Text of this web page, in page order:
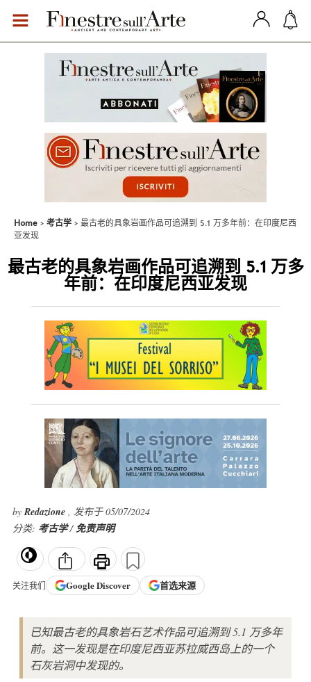
Home 考古学
最古老的具象岩画作品可追溯到 5.1 万多年前：在印度尼西
亚发现
最古老的具象岩画作品可追溯到 5.1 万多
年前：在印度尼西亚发现
byRedazione , 发布于 05/07/2024
分类: 考古学/免责声明
关注我们 GoogleDiscover 首选来源
已知最古老的具象岩石艺术作品可追溯到 5.1 万多年
前。这一发现是在印度尼西亚苏拉威西岛上的一个
石灰岩洞中发现的。